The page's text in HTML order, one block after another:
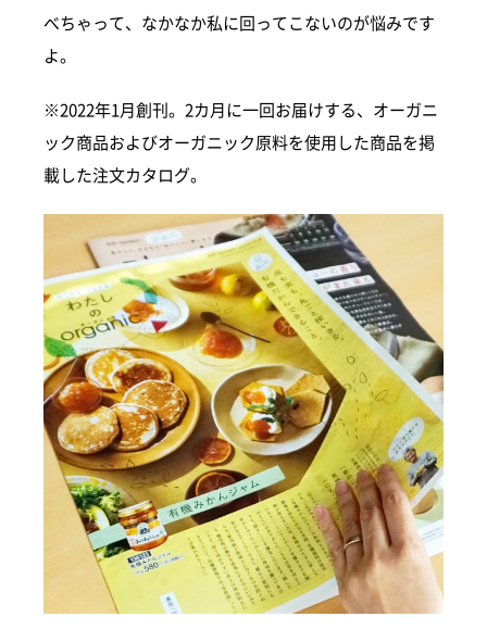
べちゃって、なかなか私に回ってこないのが悩みです
よ。
※2022年1月創刊。2カ月に一回お届けする、オーガニ
ック商品およびオーガニック原料を使用した商品を掲
載した注文カタログ。